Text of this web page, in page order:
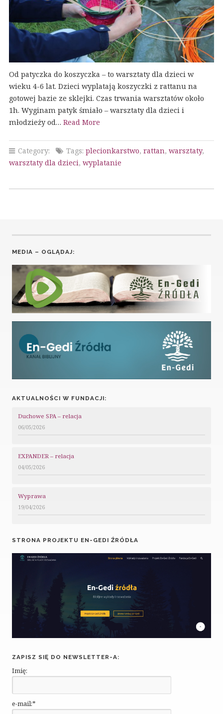
Od patyczka do koszyczka – to warsztaty dla dzieci w
wieku 4-6 lat. Dzieci wyplatają koszyczki z rattanu na
gotowej bazie ze sklejki. Czas trwania warsztatów około
1h. Wyginam patyk śmiało – warsztaty dla dzieci i
młodzieży od… Read More
Category: Tags: plecionkarstwo, rattan, warsztaty,
warsztaty dla dzieci, wyplatanie
MEDIA – OGLĄDAJ:
AKTUALNOŚCI W FUNDACJI:
Duchowe SPA – relacja
06/05/2026
EXPANDER – relacja
04/05/2026
Wyprawa
19/04/2026
STRONA PROJEKTU EN-GEDI ŹRÓDŁA
ZAPISZ SIĘ DO NEWSLETTER-A:
Imię:
e-mail:*